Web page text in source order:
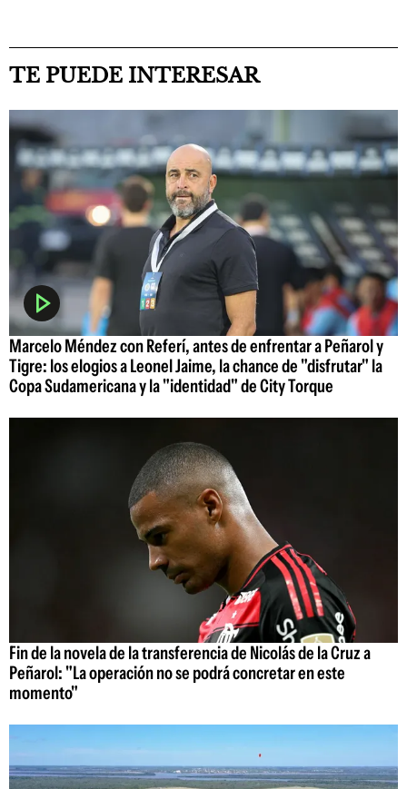
TE PUEDE INTERESAR
Marcelo Méndez con Referí, antes de enfrentar a Peñarol y
Tigre: los elogios a Leonel Jaime, la chance de "disfrutar" la
Copa Sudamericana y la "identidad" de City Torque
Fin de la novela de la transferencia de Nicolás de la Cruz a
Peñarol: "La operación no se podrá concretar en este
momento"